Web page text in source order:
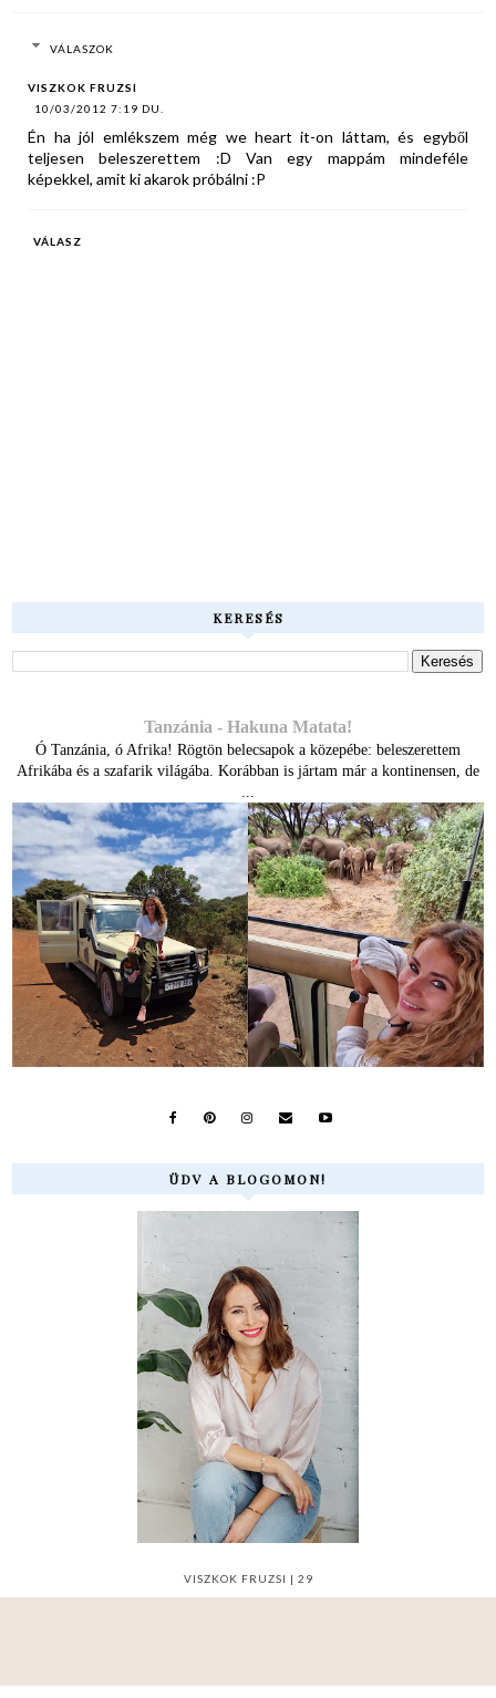
VÁLASZOK
VISZKOK FRUZSI
10/03/2012 7:19 DU.
Én ha jól emlékszem még we heart it-on láttam, és egyből
teljesen beleszerettem :D Van egy mappám mindeféle
képekkel, amit ki akarok próbálni :P
VÁLASZ
KERESÉS
Tanzánia - Hakuna Matata!
Ó Tanzánia, ó Afrika! Rögtön belecsapok a közepébe: beleszerettem
Afrikába és a szafarik világába. Korábban is jártam már a kontinensen, de
ÜDV A BLOGOMON!
VISZKOK FRUZSI | 29